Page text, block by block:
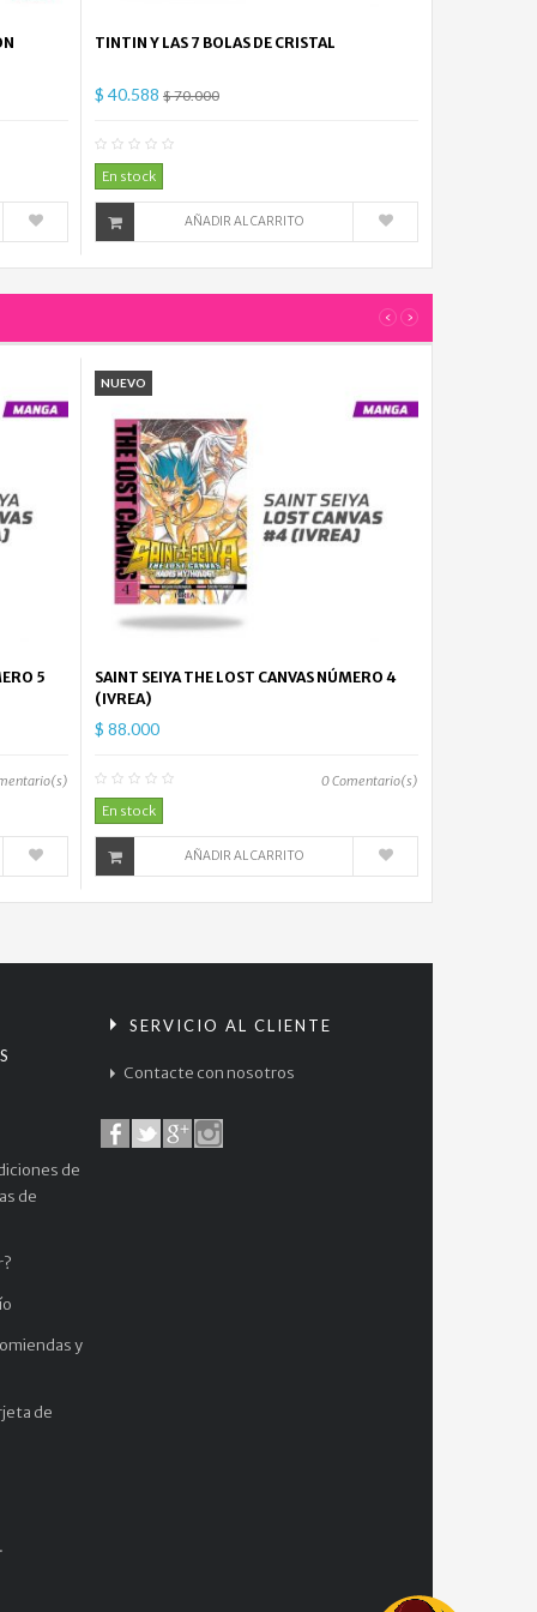
TINTIN Y LAS 7 BOLAS DE CRISTAL
$ 40.588 $ 70.000
En stock
AÑADIR AL CARRITO
‹ ›
5
NUEVO
SAINT SEIYA THE LOST CANVAS NÚMERO 4
(IVREA)
$ 88.000
0Comentario(s)
En stock
AÑADIR AL CARRITO
de
de
y
de
SERVICIO AL CLIENTE
Contacte con nosotros